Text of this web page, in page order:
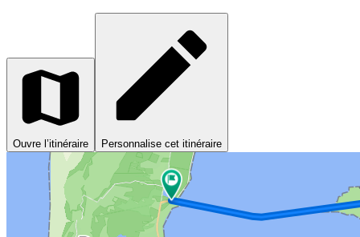
Ouvre l’itinéraire Personnalise cet itinéraire